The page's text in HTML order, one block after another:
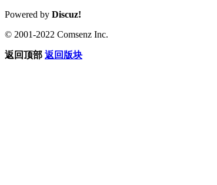
Powered by Discuz!
© 2001-2022 Comsenz Inc.
返回顶部 返回版块